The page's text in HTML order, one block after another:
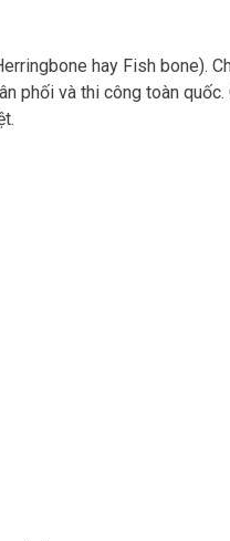
hay Fish bone).
phối và thi công toàn